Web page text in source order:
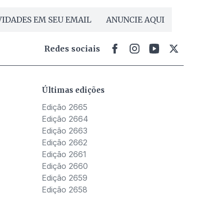
EM SEU EMAIL ANUNCIE AQUI
Redes sociais
Últimas edições
Edição 2665
Edição 2664
Edição 2663
Edição 2662
Edição 2661
Edição 2660
Edição 2659
Edição 2658